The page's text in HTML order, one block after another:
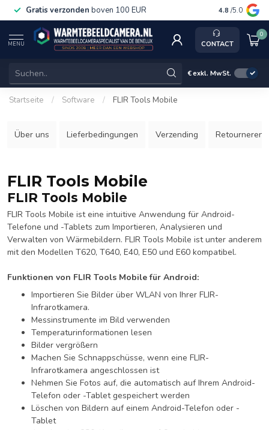
Gratis verzonden boven 100 EUR Service,
4.8 /5.0
MENU CONTACT
0
€exkl. MwSt.
Startseite / Software / FLIR Tools Mobile
Über uns Lieferbedingungen Verzending Retourneren
FLIR Tools Mobile
FLIR Tools Mobile
FLIR Tools Mobile ist eine intuitive Anwendung für Android-
Telefone und -Tablets zum Importieren, Analysieren und
Verwalten von Wärmebildern. FLIR Tools Mobile ist unter anderem
mit den Modellen T620, T640, E40, E50 und E60 kompatibel.
Funktionen von FLIR Tools Mobile für Android:
Importieren Sie Bilder über WLAN von Ihrer FLIR-
Infrarotkamera.
Messinstrumente im Bild verwenden
Temperaturinformationen lesen
Bilder vergrößern
Machen Sie Schnappschüsse, wenn eine FLIR-
Infrarotkamera angeschlossen ist
Nehmen Sie Fotos auf, die automatisch auf Ihrem Android-
Telefon oder -Tablet gespeichert werden
Löschen von Bildern auf einem Android-Telefon oder -
Tablet